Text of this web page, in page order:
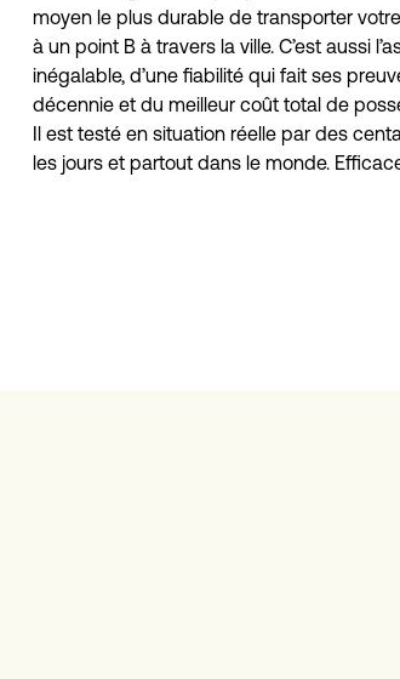
moyen le plus durable de transporter
à un point B à travers la ville. C’est aussi
inégalable, d’une fiabilité qui fait ses
décennie et du meilleur coût total de
Il est testé en situation réelle par des
les jours et partout dans le monde.